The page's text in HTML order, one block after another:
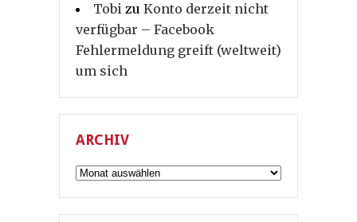
Tobi zu Konto derzeit nicht
verfügbar – Facebook
Fehlermeldung greift (weltweit)
um sich
ARCHIV
Archiv